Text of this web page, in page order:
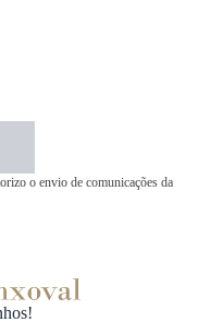
o envio de comunicações da